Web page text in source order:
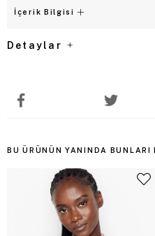
İçerik Bilgisi
Detaylar
BU ÜRÜNÜN YANINDA BUNLARI